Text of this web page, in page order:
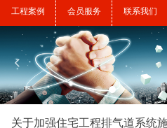
넳
工程案例 会员服务 联系我们
关于加强住宅工程排气道系统